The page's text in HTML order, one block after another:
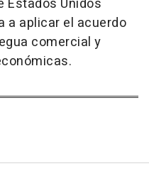
Estados Unidos
a aplicar el acuerdo
comercial y